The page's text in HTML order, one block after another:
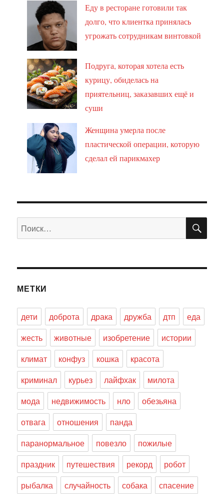
Еду в ресторане готовили так
долго, что клиентка принялась
угрожать сотрудникам винтовкой
Подруга, которая хотела есть
курицу, обиделась на
приятельниц, заказавших ещё и
суши
Женщина умерла после
пластической операции, которую
сделал ей парикмахер
Искать:
МЕТКИ
дети доброта драка дружба дтп
еда
жесть
животные изобретение
истории
климат
конфуз кошка
красота
криминал
курьез лайфхак
милота
мода
недвижимость нло
обезьяна
отвага
отношения
панда
паранормальное
повезло
пожилые
праздник
путешествия рекорд
робот
рыбалка
случайность собака
спасение